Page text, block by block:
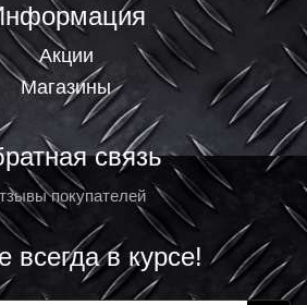
Акции
Магазины
связь
покупателей
всегда в курсе!